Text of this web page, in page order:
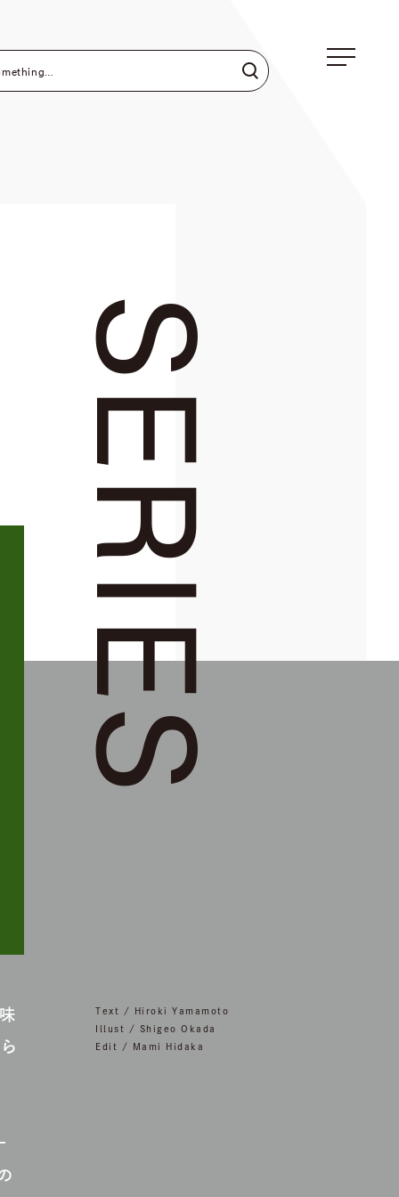
SERIES
Text / Hiroki Yamamoto
Illust / Shigeo Okada
Edit / Mami Hidaka